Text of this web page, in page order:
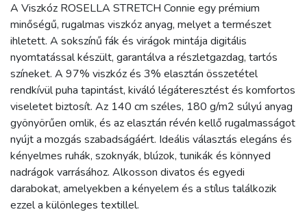
A Viszkóz ROSELLA STRETCH Connie egy prémium
minőségű, rugalmas viszkóz anyag, melyet a természet
ihletett. A sokszínű fák és virágok mintája digitális
nyomtatással készült, garantálva a részletgazdag, tartós
színeket. A 97% viszkóz és 3% elasztán összetétel
rendkívül puha tapintást, kiváló légáteresztést és komfortos
viseletet biztosít. Az 140 cm széles, 180 g/m2 súlyú anyag
gyönyörűen omlik, és az elasztán révén kellő rugalmasságot
nyújt a mozgás szabadságáért. Ideális választás elegáns és
kényelmes ruhák, szoknyák, blúzok, tunikák és könnyed
nadrágok varrásához. Alkosson divatos és egyedi
darabokat, amelyekben a kényelem és a stílus találkozik
ezzel a különleges textillel.